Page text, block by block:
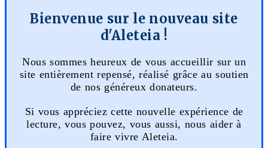
Bienvenue sur le nouveau site
d'Aleteia !
Nous sommes heureux de vous accueillir sur un
site entièrement repensé, réalisé grâce au soutien
de nos généreux donateurs.
Si vous appréciez cette nouvelle expérience de
lecture, vous pouvez, vous aussi, nous aider à
faire vivre Aleteia.